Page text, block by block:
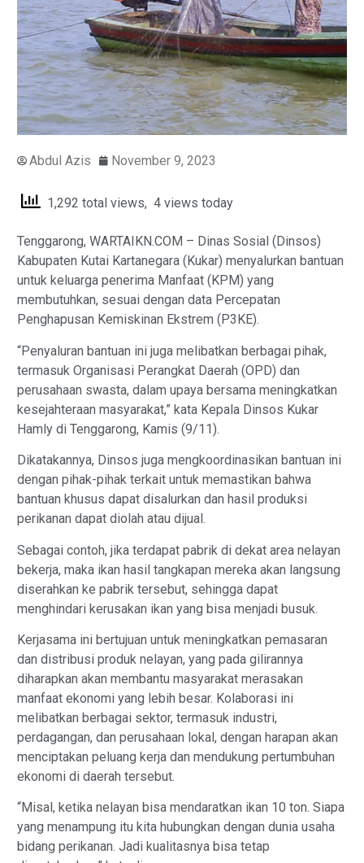
Abdul Azis November 9, 2023
1,292 total views, 4 views today
Tenggarong, WARTAIKN.COM – Dinas Sosial (Dinsos)
Kabupaten Kutai Kartanegara (Kukar) menyalurkan bantuan
untuk keluarga penerima Manfaat (KPM) yang
membutuhkan, sesuai dengan data Percepatan
Penghapusan Kemiskinan Ekstrem (P3KE).
“Penyaluran bantuan ini juga melibatkan berbagai pihak,
termasuk Organisasi Perangkat Daerah (OPD) dan
perusahaan swasta, dalam upaya bersama meningkatkan
kesejahteraan masyarakat,” kata Kepala Dinsos Kukar
Hamly di Tenggarong, Kamis (9/11).
Dikatakannya, Dinsos juga mengkoordinasikan bantuan ini
dengan pihak-pihak terkait untuk memastikan bahwa
bantuan khusus dapat disalurkan dan hasil produksi
perikanan dapat diolah atau dijual.
Sebagai contoh, jika terdapat pabrik di dekat area nelayan
bekerja, maka ikan hasil tangkapan mereka akan langsung
diserahkan ke pabrik tersebut, sehingga dapat
menghindari kerusakan ikan yang bisa menjadi busuk.
Kerjasama ini bertujuan untuk meningkatkan pemasaran
dan distribusi produk nelayan, yang pada gilirannya
diharapkan akan membantu masyarakat merasakan
manfaat ekonomi yang lebih besar. Kolaborasi ini
melibatkan berbagai sektor, termasuk industri,
perdagangan, dan perusahaan lokal, dengan harapan akan
menciptakan peluang kerja dan mendukung pertumbuhan
ekonomi di daerah tersebut.
“Misal, ketika nelayan bisa mendaratkan ikan 10 ton. Siapa
yang menampung itu kita hubungkan dengan dunia usaha
bidang perikanan. Jadi kualitasnya bisa tetap